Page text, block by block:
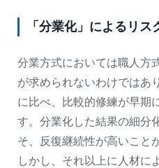
「分業化」によるリス
分業方式においては職人方
が求められないわけではあ
に比べ、比較的修練が早期
す。分業化した結果の細分
そ、反復継続性が高いこと
しかし、それ以上に人材に